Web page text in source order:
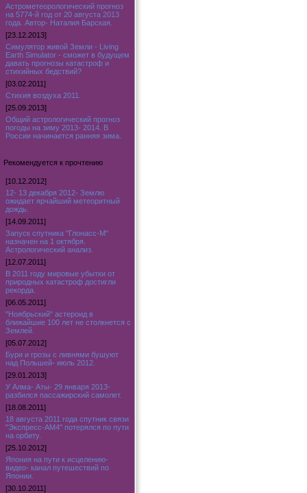
Астрометеорологический прогноз
на 5774-й год от 20 августа 2013
года. Автор- Наталия Барская.
[23.12.2013]
Симулятор живой Земли - Living
Earth Simulator - сможет в будущем
давать прогнозы катастроф и
стихийных бедствий?
[03.02.2011]
Стихия воздуха 2011.
[25.09.2013]
Общий астрологический прогноз
погоды на зиму 2013- 2014. В
России начинается ранняя зима.
Рекомендуется к прочтению
[10.12.2012]
12- 13 декабря 2012- Землю
ожидает ярчайший метеоритный
дождь.
[14.09.2011]
Запуск спутника "Глонасс-М"
назначен на 1 октября.
Астрологический анализ.
[12.07.2011]
В 2011 году мировые убытки от
природных катастроф достигли
рекорда.
[06.05.2011]
"Ноябрьский" астероид в
ближайшие 100 лет не столкнется с
Землей.
[05.07.2012]
Бури и грозы с ливнями бушуют
над Польшей- июль 2012.
[29.01.2013]
У Алма- Аты- 29 января 2013-
разбился пассажирский самолет.
[18.08.2011]
18 августа 2011 года спутник связи
"Экспресс-АМ4" потерялся по пути
на орбиту.
[25.10.2012]
Япония на пути к исцелению-
видео- канал путешествий по
Японии.
[30.10.2011]